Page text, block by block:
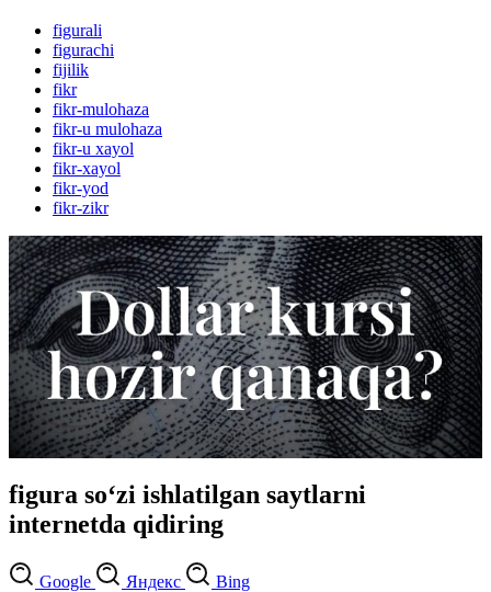
figurali
figurachi
fijilik
fikr
fikr-mulohaza
fikr-u mulohaza
fikr-u xayol
fikr-xayol
fikr-yod
fikr-zikr
figura so‘zi ishlatilgan saytlarni
internetda qidiring
Google Яндекс Bing